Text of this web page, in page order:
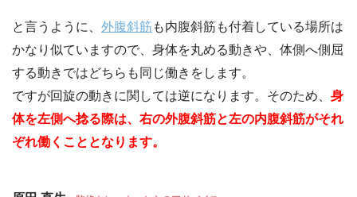
と言うように、 外腹斜筋 も内腹斜筋も付着している場所は
かなり似ていますので、身体を丸める動きや、体側へ側屈
する動きではどちらも同じ働きをします。
ですが回旋の動きに関しては逆になります。そのため、 身
体を左側へ捻る際は、右の外腹斜筋と左の内腹斜筋がそれ
ぞれ働くこととなります。